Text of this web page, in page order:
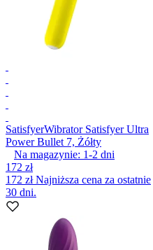
SatisfyerWibrator Satisfyer Ultra
Power Bullet 7, Żółty
Na magazynie: 1-2 dni
172 zł
172 złNajniższa cena za ostatnie
30 dni.